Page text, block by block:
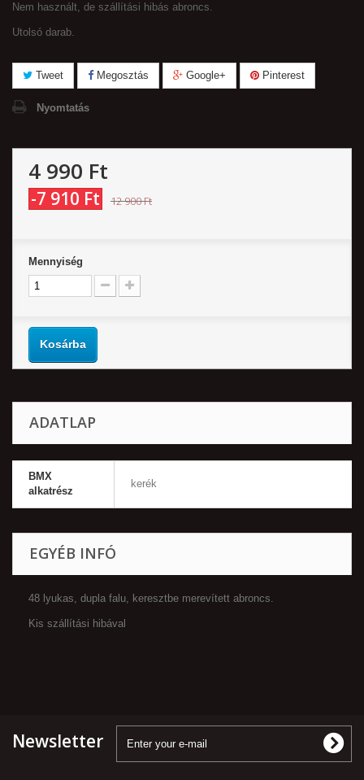
Nem használt, de szállítási hibás abroncs.
Utolsó darab.
Tweet Megosztás Google+ Pinterest
Nyomtatás
4 990 Ft‎
-7 910 Ft‎ 12 900 Ft‎
Mennyiség
Kosárba
ADATLAP
BMX
alkatrész
kerék
EGYÉB INFÓ
48 lyukas, dupla falu, keresztbe merevített abroncs.
Kis szállítási hibával
Newsletter